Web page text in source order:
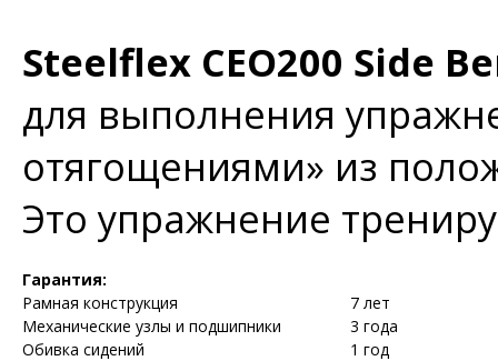
Steelflex CEO200 Side
для выполнения
отягощениями» из
Это упражнение
Гарантия:
Рамная конструкция
7 лет
Механические узлы и подшипники
3 года
Обивка сидений
1 год